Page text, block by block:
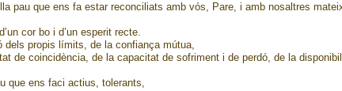
pau que ens fa estar reconciliats amb vós, Pare, i amb nosaltres
cor bo i d’un esperit recte.
dels propis límits, de la confiança mútua,
de coincidència, de la capacitat de sofriment i de perdó, de la
que ens faci actius, tolerants,